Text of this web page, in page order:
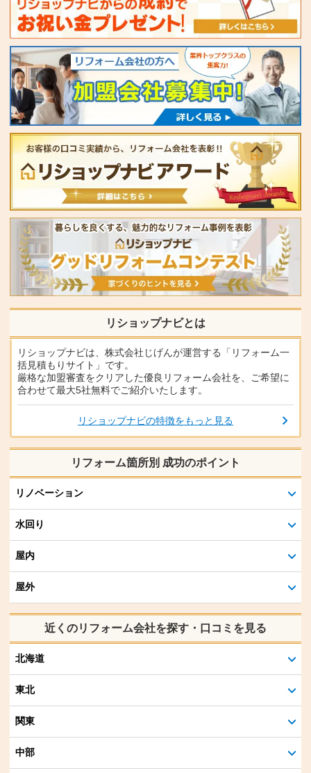
リショップナビとは
リショップナビは、株式会社じげんが運営する「リフォーム一
括見積もりサイト」です。
厳格な加盟審査をクリアした優良リフォーム会社を、ご希望に
合わせて最大5社無料でご紹介いたします。
リショップナビの特徴をもっと見る
リフォーム箇所別 成功のポイント
リノベーション
水回り
屋内
屋外
近くのリフォーム会社を探す・口コミを見る
北海道
東北
関東
中部